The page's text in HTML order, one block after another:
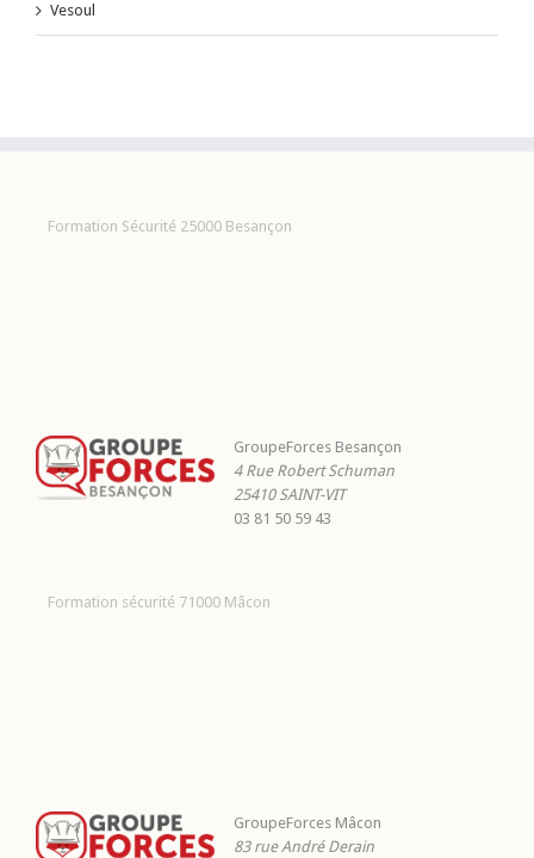
Vesoul
Formation Sécurité 25000 Besançon
GroupeForces Besançon
4 Rue Robert Schuman
25410 SAINT-VIT
03 81 50 59 43
Formation sécurité 71000 Mâcon
GroupeForces Mâcon
83 rue André Derain